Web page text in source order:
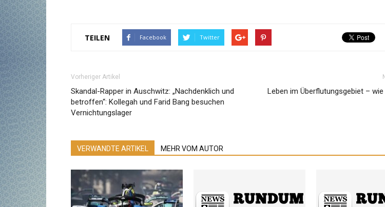
TEILEN Facebook Twitter
Vorheriger Artikel
Skandal-Rapper in Auschwitz: „Nachdenklich und
betroffen“: Kollegah und Farid Bang besuchen
Vernichtungslager
Leben im Überflutungsgebiet –
VERWANDTE ARTIKEL MEHR VOM AUTOR